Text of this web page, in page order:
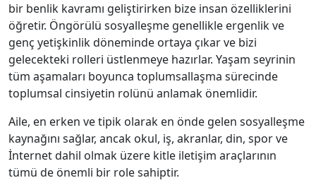
bir benlik kavramı geliştirirken bize insan özelliklerini
öğretir. Öngörülü sosyalleşme genellikle ergenlik ve
genç yetişkinlik döneminde ortaya çıkar ve bizi
gelecekteki rolleri üstlenmeye hazırlar. Yaşam seyrinin
tüm aşamaları boyunca toplumsallaşma sürecinde
toplumsal cinsiyetin rolünü anlamak önemlidir.
Aile, en erken ve tipik olarak en önde gelen sosyalleşme
kaynağını sağlar, ancak okul, iş, akranlar, din, spor ve
İnternet dahil olmak üzere kitle iletişim araçlarının
tümü de önemli bir role sahiptir.